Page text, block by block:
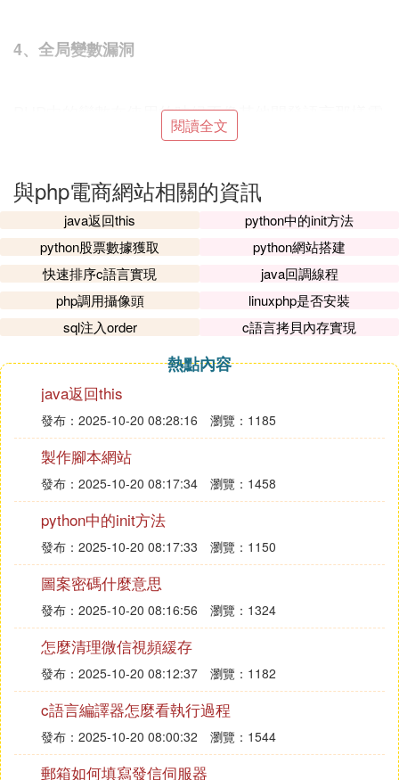
4、全局變數漏洞
PHP中的變數在使用的時候不像其他開發語言那樣需
要事先聲明，PHP中的變數可以不經聲明就直接使
量類型進行說明，系統會自動根據上下文環境自動確
定變數類型。這種方式可以大大減少程序員
錯的概率，使用起來非常的方便。
5、文件漏洞
外部提供的數據缺乏充分的過濾導致黑客利用其中的
告攜漏洞在Web進程上執襪敏伏行相應的命令。
二、PHP常見漏洞的防範措施
1、對於Session漏洞的防範
從前面的分析可以知道，Session攻擊最常見的就是
會話劫持，也就是黑客通過各種攻擊手段獲取用戶的
Session ID，然後利用被攻擊用戶的身份來登錄相應
網站。為此，這里可以用以下幾種方法進行防範:一
是定期更換Session ID，更換Session ID可以用PHP
自帶函數來實現；二是更拿桐換Session名稱，通常
情況下Session的默認名稱是PHPSESSID，這個變
數一般是在cookie中保存的，如果更改了它的名稱，
就可以阻檔黑客的部分攻擊;三是對透明化的Session
閱讀全文
與php電商網站相關的資訊
java返回this
python中的init方法
python股票數據獲取
python網站搭建
快速排序c語言實現
java回調線程
php調用攝像頭
linuxphp是否安裝
sql注入order
c語言拷貝內存實現
熱點內容
java返回this
發布：2025-10-20 08:28:16 瀏覽：1185
製作腳本網站
發布：2025-10-20 08:17:34 瀏覽：1458
python中的init方法
發布：2025-10-20 08:17:33 瀏覽：1150
圖案密碼什麼意思
發布：2025-10-20 08:16:56 瀏覽：1324
怎麼清理微信視頻緩存
發布：2025-10-20 08:12:37 瀏覽：1182
c語言編譯器怎麼看執行過程
發布：2025-10-20 08:00:32 瀏覽：1544
郵箱如何填寫發信伺服器